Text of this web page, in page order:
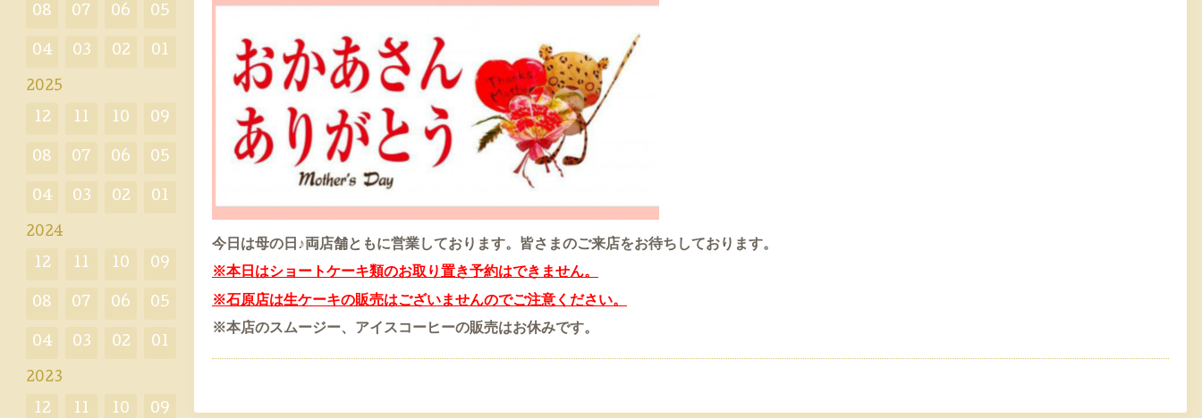
今日は母の日♪両店舗ともに営業しております。 皆さまのご来店をお待ちしております。
※本日はショートケーキ類のお取り置き予約はできません。
※石原店は生ケーキの販売はございませんのでご注意ください。
※本店のスムージー、アイスコーヒーの販売はお休みです。
08 07 06 05
04 03 02 01
2025
12 11 10 09
08 07 06 05
04 03 02 01
2024
12 11 10 09
08 07 06 05
04 03 02 01
2023
12 11 10 09